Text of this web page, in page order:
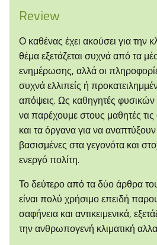
Review
Ο καθένας έχει ακούσει για την
θέμα εξετάζεται συχνά από τα
ενημέρωσης, αλλά οι
συχνά ελλιπείς ή
απόψεις. Ως καθηγητές
να παρέχουμε στους μαθητές
και τα όργανα για να
βασισμένες στα γεγονότα και
ενεργό πολίτη.
Το δεύτερο από τα δύο άρθρα
είναι πολύ χρήσιμο επειδή
σαφήνεια και αντικειμενικά,
την ανθρωπογενή κλιματική